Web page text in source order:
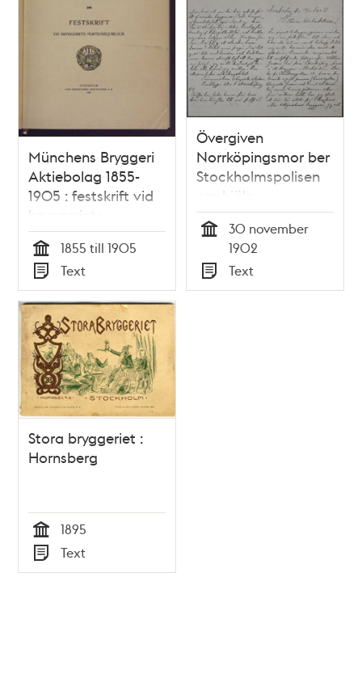
Münchens Bryggeri
Aktiebolag 1855-
1905 : festskrift vid
bryggeriets
femtioårsjubileum
Tid
1855 till 1905
Typ
Text
Övergiven
Norrköpingsmor ber
Stockholmspolisen
om hjälp
30 november
1902
Typ
Text
Stora bryggeriet :
Hornsberg
Tid
1895
Typ
Text